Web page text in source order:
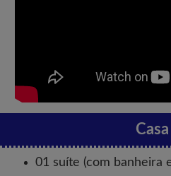
01 suíte (com banheira